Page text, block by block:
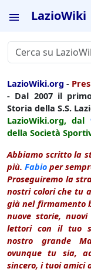
LazioWiki
LazioWiki.org -
- Dal 2007 il
Storia della S.S.
LazioWiki.org, dal
della Società
Abbiamo scritto la
più. Fabio per
Proseguiremo la
nostri colori che tu
già nel firmamento
nuove storie,
lettori con il tuo
nostro grande
ovunque tu sia,
sincero, i tuoi amici